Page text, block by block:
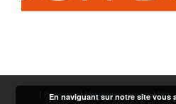
| Contacts|Mentions Légales |
En naviguant sur notre site vous